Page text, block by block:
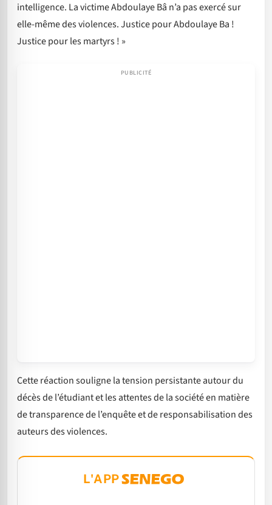
intelligence. La victime Abdoulaye Bâ n’a pas exercé sur
elle-même des violences. Justice pour Abdoulaye Ba !
Justice pour les martyrs ! »
Cette réaction souligne la tension persistante autour du
décès de l’étudiant et les attentes de la société en matière
de transparence de l’enquête et de responsabilisation des
auteurs des violences.
L'APP